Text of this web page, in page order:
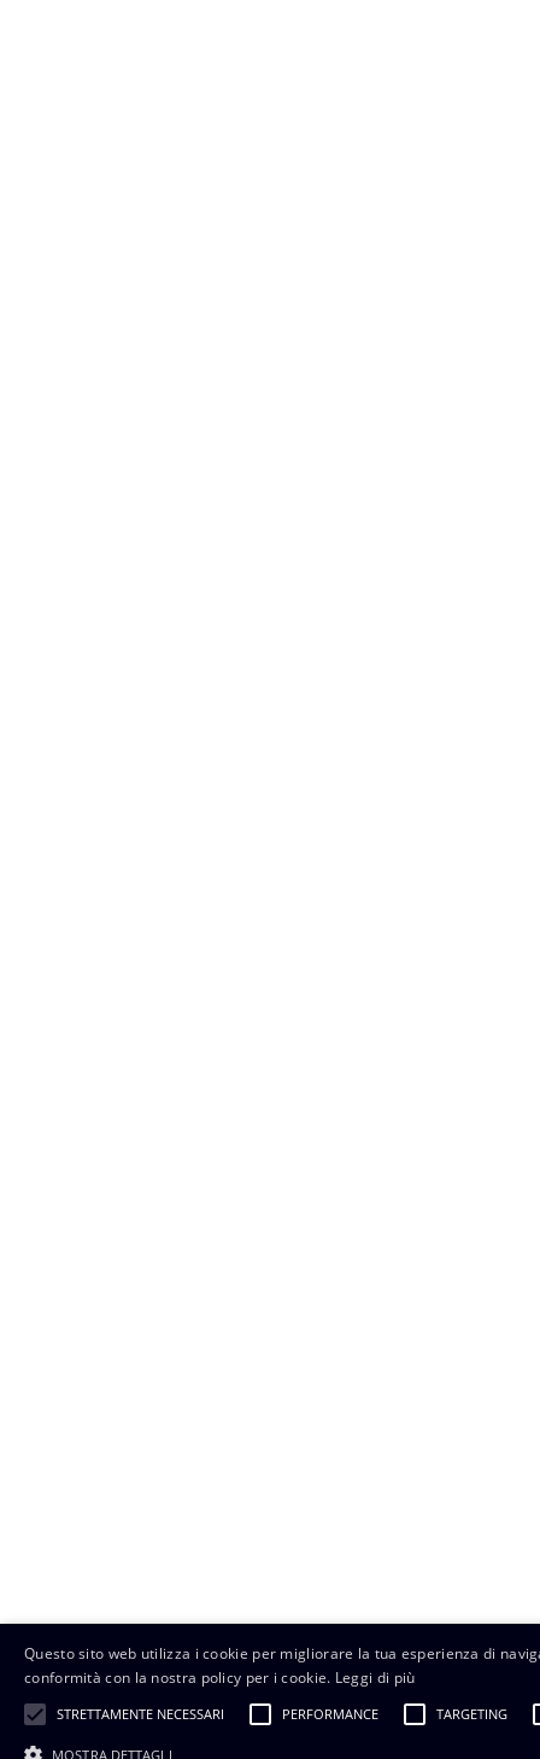
Questo sito web utilizza i cookie per migliorare la tua esperienza di
conformità con la nostra policy per i cookie. Leggi di più
STRETTAMENTE NECESSARI PERFORMANCE TARGETING
MOSTRA DETTAGLI